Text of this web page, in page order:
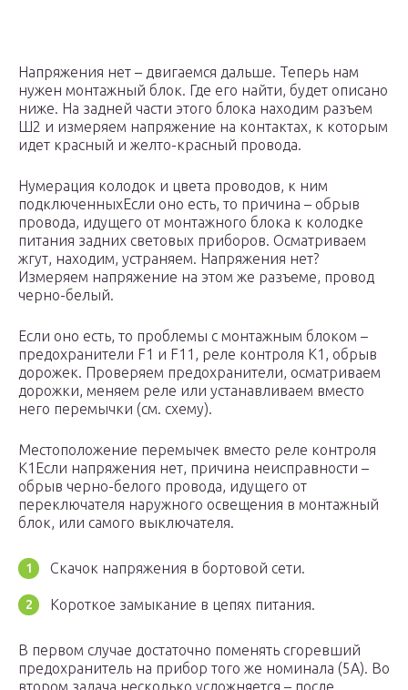
Напряжения нет – двигаемся дальше. Теперь нам
нужен монтажный блок. Где его найти, будет описано
ниже. На задней части этого блока находим разъем
Ш2 и измеряем напряжение на контактах, к которым
идет красный и желто-красный провода.
Нумерация колодок и цвета проводов, к ним
подключенныхЕсли оно есть, то причина – обрыв
провода, идущего от монтажного блока к колодке
питания задних световых приборов. Осматриваем
жгут, находим, устраняем. Напряжения нет?
Измеряем напряжение на этом же разъеме, провод
черно-белый.
Если оно есть, то проблемы с монтажным блоком –
предохранители F1 и F11, реле контроля К1, обрыв
дорожек. Проверяем предохранители, осматриваем
дорожки, меняем реле или устанавливаем вместо
него перемычки (см. схему).
Местоположение перемычек вместо реле контроля
К1Если напряжения нет, причина неисправности –
обрыв черно-белого провода, идущего от
переключателя наружного освещения в монтажный
блок, или самого выключателя.
Скачок напряжения в бортовой сети.
Короткое замыкание в цепях питания.
В первом случае достаточно поменять сгоревший
предохранитель на прибор того же номинала (5А). Во
втором задача несколько усложняется – после